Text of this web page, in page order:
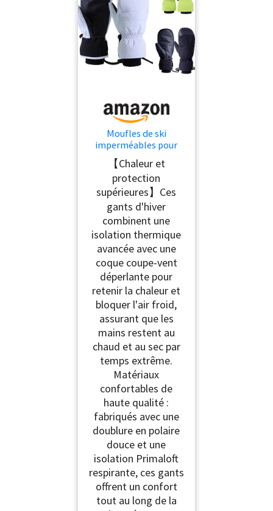
Moufles de ski
imperméables pour
homme et femme,
gants d'hiver
thermiques pour écran
tactile avec doublure
en polaire pour le
snowboard, le golf, le
cyclisme et les
activités de plein air
【Chaleur et
protection
supérieures】Ces
gants d'hiver
combinent une
isolation thermique
avancée avec une
coque coupe-vent
déperlante pour
retenir la chaleur et
bloquer l'air froid,
assurant que les
mains restent au
chaud et au sec par
temps extrême.
Matériaux
confortables de
haute qualité :
fabriqués avec une
doublure en polaire
douce et une
isolation Primaloft
respirante, ces gants
offrent un confort
tout au long de la